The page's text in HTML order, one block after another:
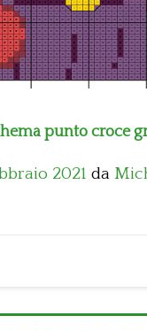
punto croce
2021 da